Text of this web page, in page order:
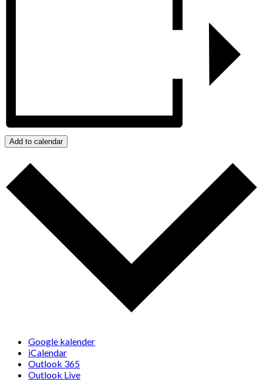
Add to calendar
Google kalender
iCalendar
Outlook 365
Outlook Live